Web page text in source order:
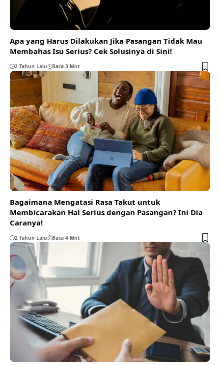
Apa yang Harus Dilakukan Jika Pasangan Tidak Mau
Membahas Isu Serius? Cek Solusinya di Sini!
2 Tahun Lalu Baca 3 Mnt
Bagaimana Mengatasi Rasa Takut untuk
Membicarakan Hal Serius dengan Pasangan? Ini Dia
Caranya!
2 Tahun Lalu Baca 4 Mnt